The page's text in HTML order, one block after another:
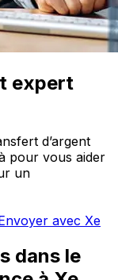
expert
d’argent
pour vous aider
un
avec Xe
dans le